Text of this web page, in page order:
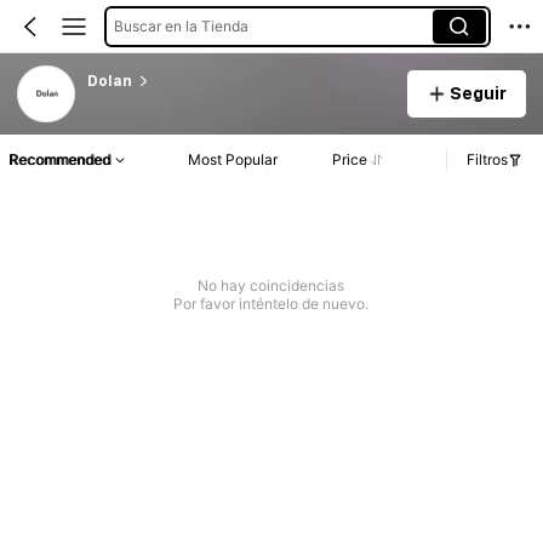
Buscar en la Tienda
Dolan
Seguir
Recommended Most Popular Price Filtros
No hay coincidencias
Por favor inténtelo de nuevo.